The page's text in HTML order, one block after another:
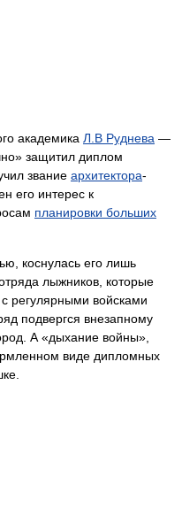
академика Л.В Руднева —
защитил диплом
звание архитектора-
его интерес к
планировки больших
коснулась его лишь
лыжников, которые
регулярными войсками
подвергся внезапному
А «дыхание войны»,
виде дипломных